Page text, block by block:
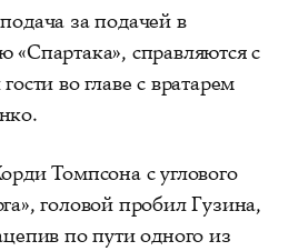
за подачей в
«Спартака», справляются с
во главе с вратарем
Томпсона с углового
головой пробил Гузина,
по пути одного из